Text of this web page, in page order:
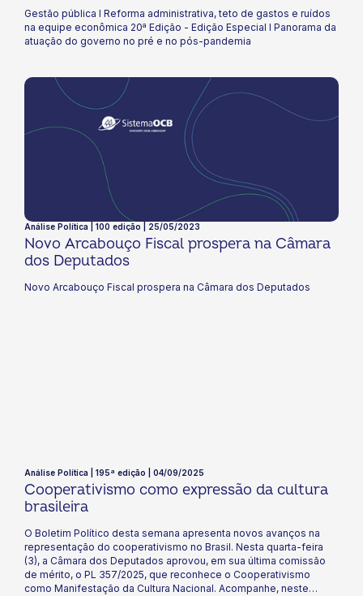
atuação do governo no pré e no pós-
pandemia
Gestão pública I Reforma administrativa, teto de gastos e ruídos
na equipe econômica 20ª Edição - Edição Especial I Panorama da
atuação do governo no pré e no pós-pandemia
Análise Política | 100 edição | 25/05/2023
Novo Arcabouço Fiscal prospera na Câmara
dos Deputados
Novo Arcabouço Fiscal prospera na Câmara dos Deputados
Análise Política | 195ª edição | 04/09/2025
Cooperativismo como expressão da cultura
brasileira
O Boletim Político desta semana apresenta novos avanços na
representação do cooperativismo no Brasil. Nesta quarta-feira
(3), a Câmara dos Deputados aprovou, em sua última comissão
de mérito, o PL 357/2025, que reconhece o Cooperativismo
como Manifestação da Cultura Nacional. Acompanhe, neste